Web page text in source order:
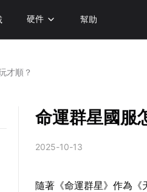
硬件 幫助
才順？
命運群星國服
2025-10-13
隨著《命運群星》作為《